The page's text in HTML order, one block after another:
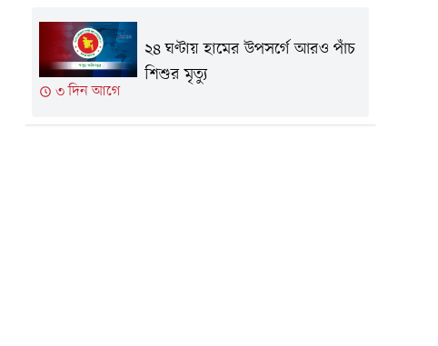
৩ দিন আগে
২৪ ঘণ্টায় হামের উপসর্গে আরও পাঁচ
শিশুর মৃত্যু